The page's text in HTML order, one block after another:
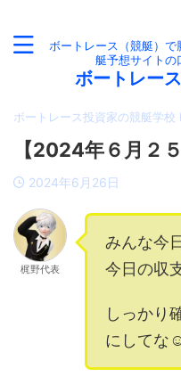
ボートレース（競艇）
艇予想サイトの
ボートレー
ボートレース投資家の競艇学校
【2024年６月２
2024年6月26日
梶野代表
みんな今
今日の収
しっかり
にしてな